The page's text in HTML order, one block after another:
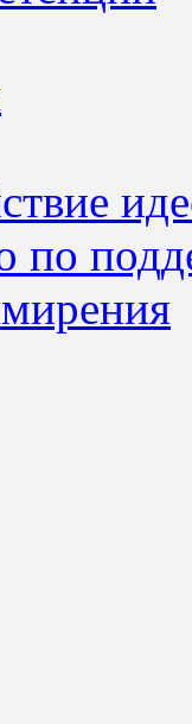
по